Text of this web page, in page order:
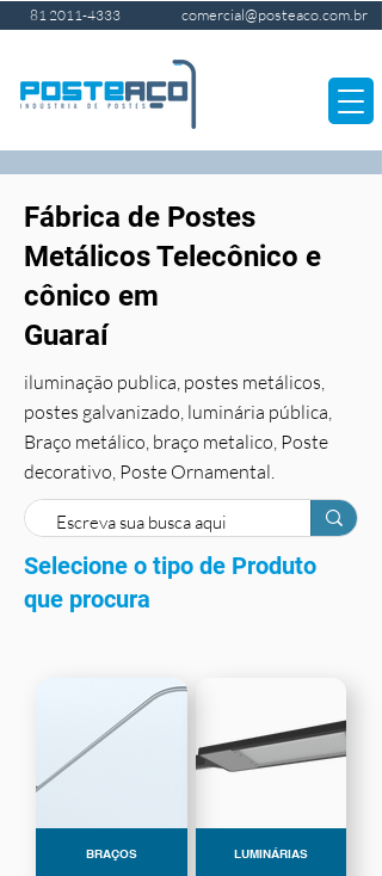
81 2011-4333 comercial@posteaco.com.br
Fábrica de Postes
Metálicos Telecônico e
cônico em
Guaraí
iluminação publica, postes metálicos,
postes galvanizado, luminária pública,
Braço metálico, braço metalico, Poste
decorativo, Poste Ornamental.
Selecione o tipo de Produto
que procura
BRAÇOS LUMINÁRIAS